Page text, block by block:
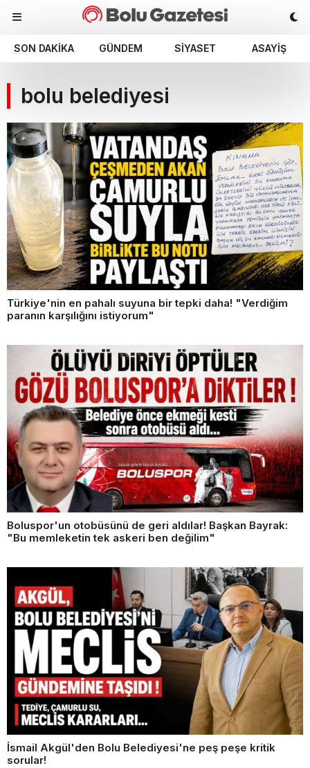
SON DAKIKA GÜNDEM SIYASET ASAYIŞ
bolu belediyesi
Türkiye'nin en pahalı suyuna bir tepki daha! "Verdiğim
paranın karşılığını istiyorum"
Boluspor'un otobüsünü de geri aldılar! Başkan Bayrak:
"Bu memleketin tek askeri ben değilim"
İsmail Akgül'den Bolu Belediyesi'ne peş peşe kritik
sorular!